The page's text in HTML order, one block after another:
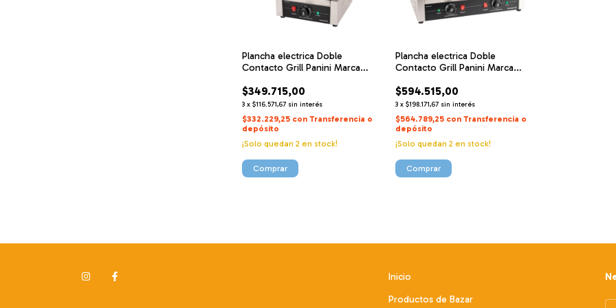
Plancha electrica Doble
Contacto Grill Panini Marca
$349.715,00
3 x$116.571,67 sin interés
$332.229,25 con Transferencia o
depósito
¡Solo quedan2 en stock!
Plancha electrica Doble
Contacto Grill Panini Marca
GRILLV2
$594.515,00
3 x $198.171,67 sin interés
$564.789,25 con Transferencia o
depósito
¡Solo quedan 2 en stock!
Inicio
Productos de Bazar